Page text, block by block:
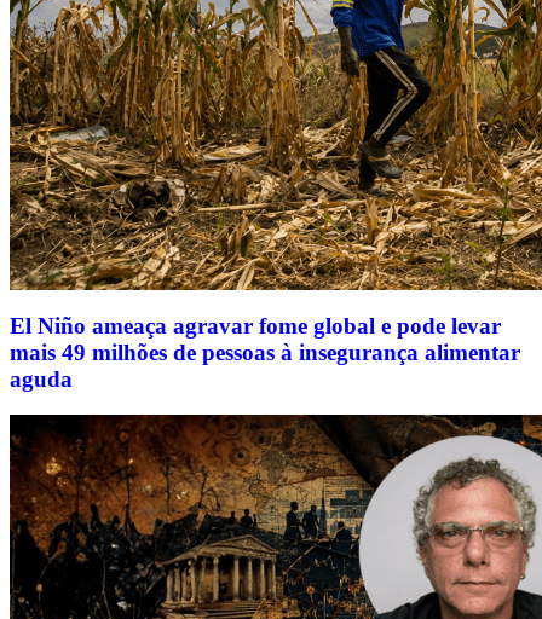
El Niño ameaça agravar fome global e pode levar
mais 49 milhões de pessoas à insegurança alimentar
aguda